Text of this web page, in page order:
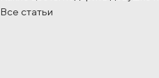
Все статьи